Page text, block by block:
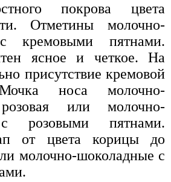
покрова цвета
Отметины молочно-
кремовыми пятнами.
ясное и четкое. На
присутствие кремовой
носа молочно-
или молочно-
розовыми пятнами.
от цвета корицы до
молочно-шоколадные с